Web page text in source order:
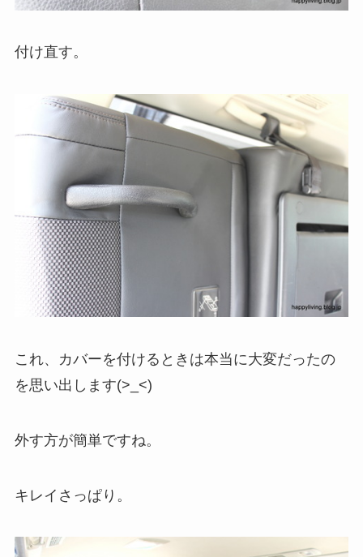
付け直す。
これ、カバーを付けるときは本当に大変だったの
を思い出します(>_<)
外す方が簡単ですね。
キレイさっぱり。